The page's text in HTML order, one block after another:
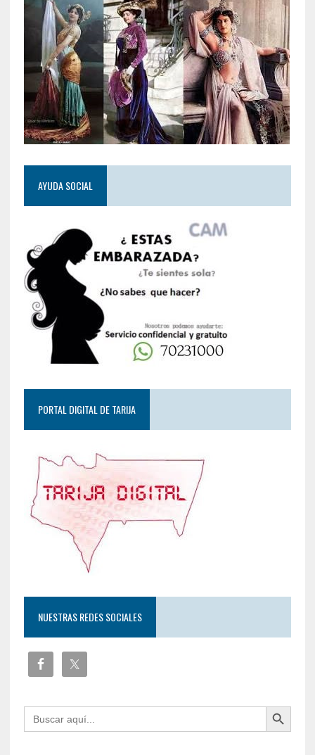
AYUDA SOCIAL
PORTAL DIGITAL DE TARIJA
NUESTRAS REDES SOCIALES
Buscar: Botón de búsqueda